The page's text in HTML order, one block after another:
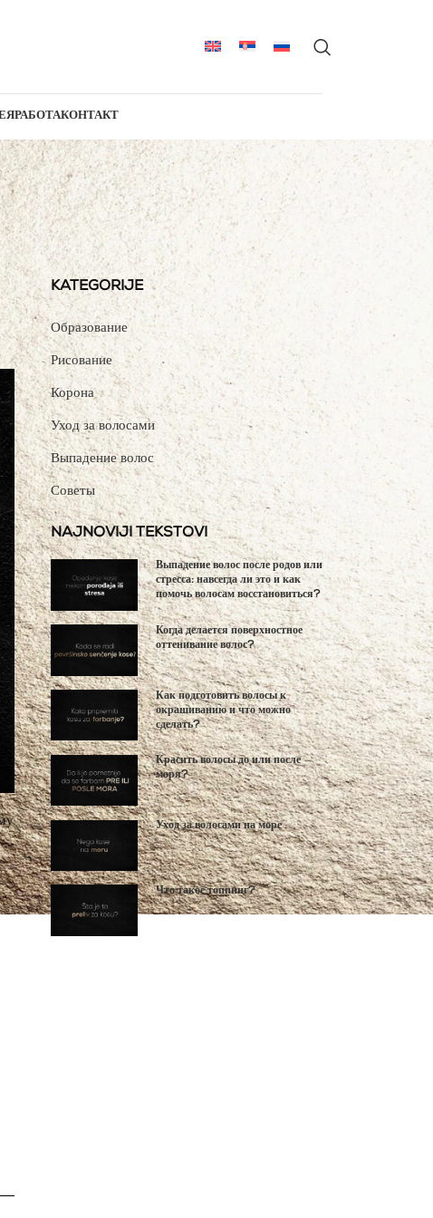
РАБОТАКОНТАКТ
KATEGORIJE
Образование
Рисование
Корона
Уход за волосами
Выпадение волос
Советы
NAJNOVIJI TEKSTOVI
Выпадение волос после родов или
стресса: навсегда ли это и как
помочь волосам восстановиться?
Когда делается поверхностное
оттенивание волос?
Как подготовить волосы к
окрашиванию и что можно
сделать?
Красить волосы до или после
моря?
Уход за волосами на море
Что такое топпинг?